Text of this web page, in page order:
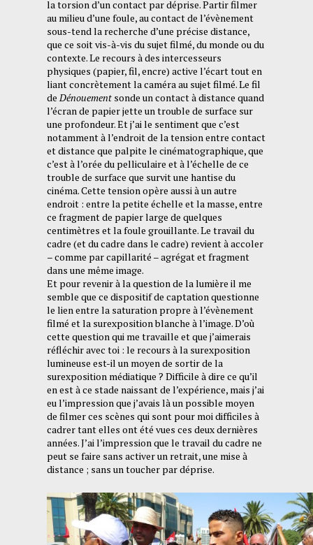
la torsion d’un contact par déprise. Partir filmer
au milieu d’une foule, au contact de l’évènement
sous-tend la recherche d’une précise distance,
que ce soit vis-à-vis du sujet filmé, du monde ou du
contexte. Le recours à des intercesseurs
physiques (papier, fil, encre) active l’écart tout en
liant concrètement la caméra au sujet filmé. Le fil
deDénouement sonde un contact à distance quand
l’écran de papier jette un trouble de surface sur
une profondeur. Et j’ai le sentiment que c’est
notamment à l’endroit de la tension entre contact
et distance que palpite le cinématographique, que
c’est à l’orée du pelliculaire et à l’échelle de ce
trouble de surface que survit une hantise du
cinéma. Cette tension opère aussi à un autre
endroit : entre la petite échelle et la masse, entre
ce fragment de papier large de quelques
centimètres et la foule grouillante. Le travail du
cadre (et du cadre dans le cadre) revient à accoler
– comme par capillarité – agrégat et fragment
dans une même image.
Et pour revenir à la question de la lumière il me
semble que ce dispositif de captation questionne
le lien entre la saturation propre à l’évènement
filmé et la surexposition blanche à l’image. D’où
cette question qui me travaille et que j’aimerais
réfléchir avec toi : le recours à la surexposition
lumineuse est-il un moyen de sortir de la
surexposition médiatique ? Difficile à dire ce qu’il
en est à ce stade naissant de l’expérience, mais j’ai
eu l’impression que j’avais là un possible moyen
de filmer ces scènes qui sont pour moi difficiles à
cadrer tant elles ont été vues ces deux dernières
années. J’ai l’impression que le travail du cadre ne
peut se faire sans activer un retrait, une mise à
distance ; sans un toucher par déprise.